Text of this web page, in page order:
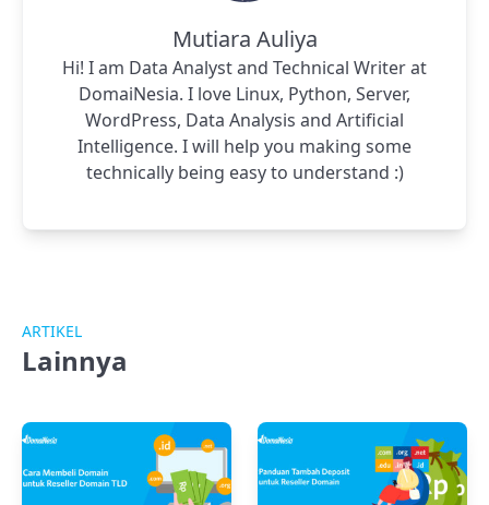
Mutiara Auliya
Hi! I am Data Analyst and Technical Writer at
DomaiNesia. I love Linux, Python, Server,
WordPress, Data Analysis and Artificial
Intelligence. I will help you making some
technically being easy to understand :)
ARTIKEL
Lainnya